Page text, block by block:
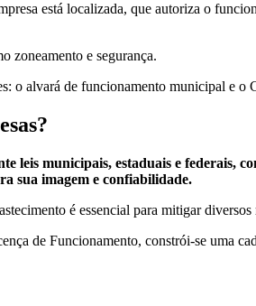
está localizada, que autoriza o
zoneamento e segurança.
o alvará de funcionamento municipal e o
municipais, estaduais e federais,
sua imagem e confiabilidade.
é essencial para mitigar
de Funcionamento, constrói-se uma